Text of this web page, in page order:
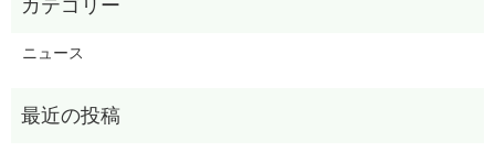
ニュース